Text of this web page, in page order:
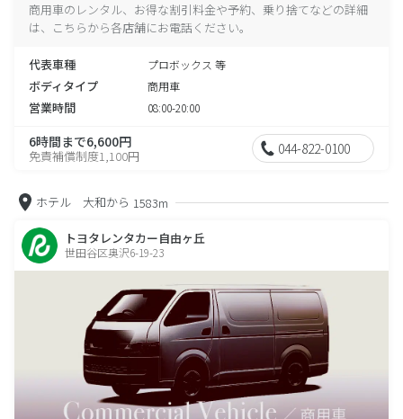
商用車のレンタル、お得な割引料金や予約、乗り捨てなどの詳細
は、こちらから各店舗にお電話ください。
代表車種 プロボックス 等
ボディタイプ 商用車
営業時間 08:00-20:00
6時間まで6,600円
免責補償制度1,100円 044-822-0100
ホテル 大和から 1583m
トヨタレンタカー自由ヶ丘
世田谷区奥沢6-19-23